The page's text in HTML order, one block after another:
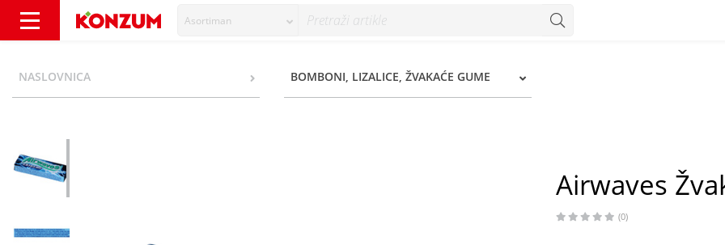
Asortiman
NASLOVNICA BOMBONI, LIZALICE, ŽVAKAĆE GUME
Airwaves
(0)